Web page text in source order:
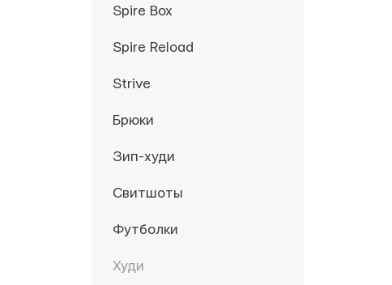
Spire Box
Spire Reload
Strive
Брюки
Зип-худи
Свитшоты
Футболки
Худи